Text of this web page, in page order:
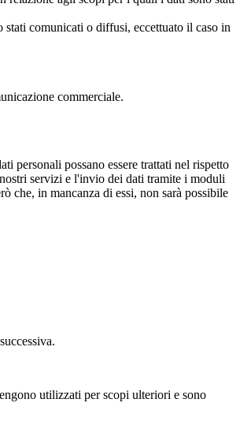
stati comunicati o diffusi, eccettuato il caso in
commerciale.
personali possano essere trattati nel rispetto
servizi e l'invio dei dati tramite i moduli
che, in mancanza di essi, non sarà possibile
utilizzati per scopi ulteriori e sono